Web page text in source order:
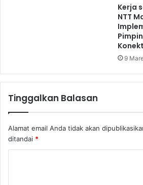
Kerja
NTT
9
Tinggalkan Balasan
Alamat email Anda tidak akan
ditandai *